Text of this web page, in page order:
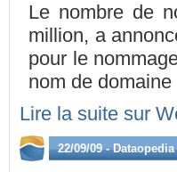
Le nombre de
million, a
pour le
nom de domaine
Lire la suite sur
22/09/09 -